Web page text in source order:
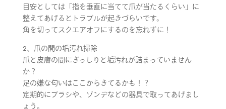
目安としては「指を垂直に当てて爪が当たるくらい」に
整えてあげるとトラブルが起きづらいです。
角を切ってスクエアオフにするのを忘れずに！
2、爪の間の垢汚れ掃除
爪と皮膚の間にぎっしりと垢汚れが詰まっていません
か？
足の嫌な匂いはここからきてるかも！？
定期的にブラシや、ゾンデなどの器具で取ってあげまし
ょう。